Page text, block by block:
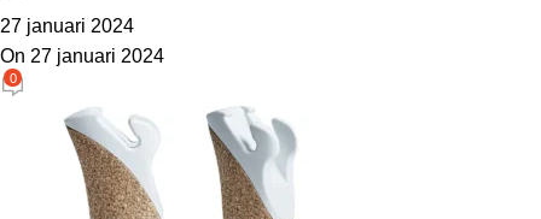
27 januari 2024
On 27 januari 2024
0